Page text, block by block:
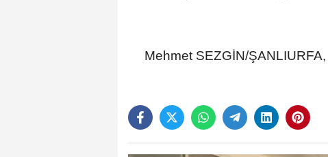
Mehmet SEZGİN/